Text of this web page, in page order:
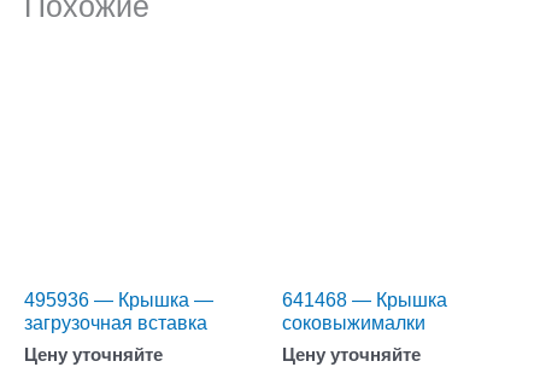
495936 — Крышка —
загрузочная вставка
Цену уточняйте
641468 — Крышка
соковыжималки
Цену уточняйте